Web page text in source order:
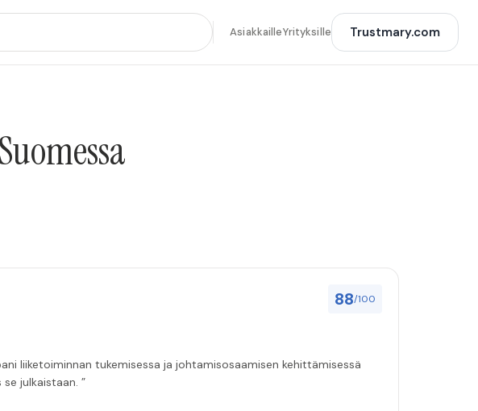
AsiakkailleYrityksille Trustmary.com
88/100
liiketoiminnan tukemisessa ja johtamisosaamisen kehittämisessä
jos se julkaistaan. ”